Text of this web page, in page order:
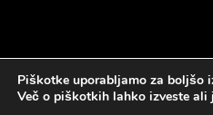
Piškotke uporabljamo za boljšo
Več o piškotkih lahko izveste